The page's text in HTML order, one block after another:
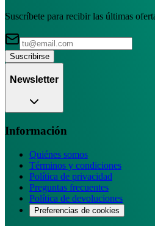
Suscríbete para recibir las últimas
Suscribirse
Newsletter
Información
Quiénes somos
Términos y condiciones
Política de privacidad
Preguntas frecuentes
Política de devoluciones
Preferencias de cookies